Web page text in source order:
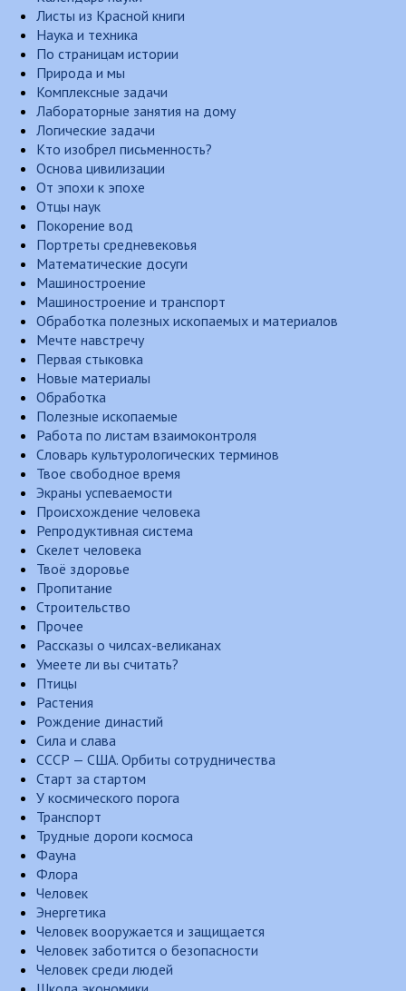
Листы из Красной книги
Наука и техника
По страницам истории
Природа и мы
Комплексные задачи
Лабораторные занятия на дому
Логические задачи
Кто изобрел письменность?
Основа цивилизации
От эпохи к эпохе
Отцы наук
Покорение вод
Портреты средневековья
Математические досуги
Машиностроение
Машиностроение и транспорт
Обработка полезных ископаемых и материалов
Мечте навстречу
Первая стыковка
Новые материалы
Обработка
Полезные ископаемые
Работа по листам взаимоконтроля
Словарь культурологических терминов
Твое свободное время
Экраны успеваемости
Происхождение человека
Репродуктивная система
Скелет человека
Твоё здоровье
Пропитание
Строительство
Прочее
Рассказы о чилсах-великанах
Умеете ли вы считать?
Птицы
Растения
Рождение династий
Сила и слава
СССР — США. Орбиты сотрудничества
Старт за стартом
У космического порога
Транспорт
Трудные дороги космоса
Фауна
Флора
Человек
Энергетика
Человек вооружается и защищается
Человек заботится о безопасности
Человек среди людей